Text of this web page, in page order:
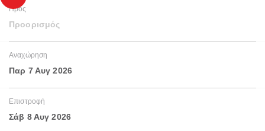
Προς
Προορισμός
Αναχώρηση
Παρ 7 Αυγ 2026
Επιστροφή
Σάβ 8 Αυγ 2026